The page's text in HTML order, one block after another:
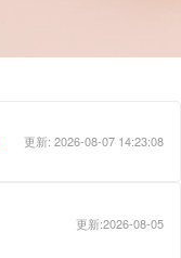
更新: 2026-08-07 14:23:08
更新:2026-08-05